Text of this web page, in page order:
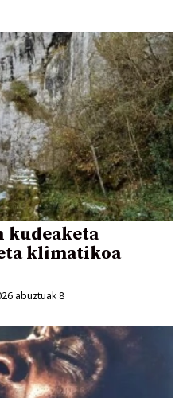
kudeaketa
klimatikoa
abuztuak 8